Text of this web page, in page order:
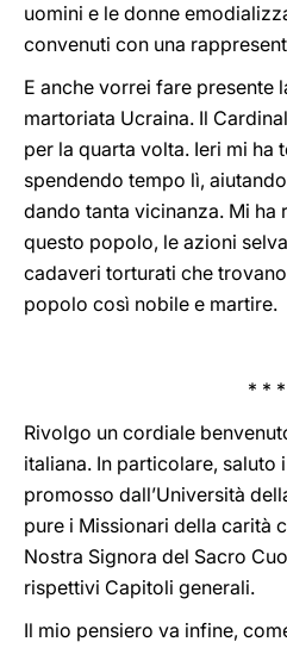
uomini e le donne
convenuti con una
E anche vorrei fare presente
martoriata Ucraina. Il
per la quarta volta. Ieri mi ha
spendendo tempo lì,
dando tanta vicinanza. Mi
questo popolo, le azioni
cadaveri torturati che
popolo così nobile e martire.
* * *
Rivolgo un cordiale
italiana. In particolare, saluto
promosso dall’Università
pure i Missionari della carità
Nostra Signora del Sacro
rispettivi Capitoli generali.
Il mio pensiero va infine,